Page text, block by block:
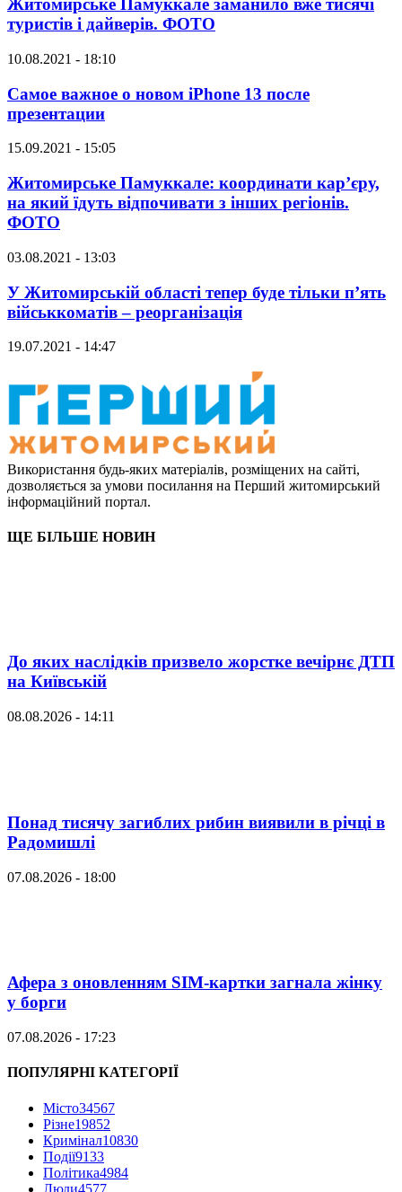
Житомирське Памуккале заманило вже тисячі
туристів і дайверів. ФОТО
10.08.2021 - 18:10
Самое важное о новом iPhone 13 после
презентации
15.09.2021 - 15:05
Житомирське Памуккале: координати кар’єру,
на який їдуть відпочивати з інших регіонів.
ФОТО
03.08.2021 - 13:03
У Житомирській області тепер буде тільки п’ять
військкоматів – реорганізація
19.07.2021 - 14:47
Використання будь-яких матеріалів, розміщених на сайті,
дозволяється за умови посилання на Перший житомирський
інформаційний портал.
ЩЕ БІЛЬШЕ НОВИН
До яких наслідків призвело жорстке вечірнє ДТП
на Київській
08.08.2026 - 14:11
Понад тисячу загиблих рибин виявили в річці в
Радомишлі
07.08.2026 - 18:00
Афера з оновленням SIM-картки загнала жінку
у борги
07.08.2026 - 17:23
ПОПУЛЯРНІ КАТЕГОРІЇ
Місто34567
Різне19852
Кримінал10830
Події9133
Політика4984
Люди4577